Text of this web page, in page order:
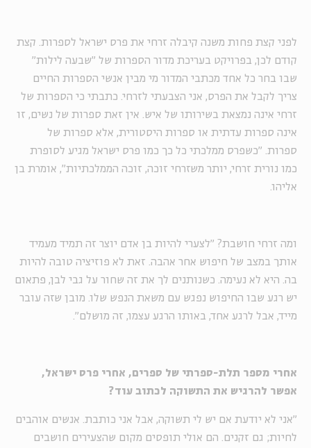
לפני קצת פחות משנה קיבלה זרחי את פרס ישראל לספרות. קצת
קודם לכן, בפרויקט בעריכת מדור הספרות של "שבעה לילות"
שבו בחר כל אחד מכתבי המדור מי מבין אנשי הספרות החיים
צריך לקבל את הפרס, אני הצבעתי לזרחי. כתבתי כי הספרות של
זרחי אינה נמצאת בשירותו של איש. אין זאת ספרות של נשים, זו
אינה ספרות עדתית או ספרות היסטורית, אלא ספרות של
ספרות. "כשפרס ממלכתי כל כך כמו פרס ישראל מגיע לסופרת
כמו נורית זרחי, יותר משזרחי זוכה, זוכה הממלכתיות", אומרת בן
אליהו.
ומה זרחי חושבת? "לצערי להיות בן אדם יוצר זה תמיד מעמיד
אותך במצב של חיפוש אחר אהבה. זאת לא פוזיציה טובה להיות
בה. היא לא נעימה. כשנותנים לך את זה שחור על גבי לבן, פתאום
יש רגע שבו החיפוש נפגש עם משאת הנפש שלו. מובן שזה עובר
מייד, אבל לרגע אחד, באותו הרגע עצמו, זה מושלם".
אחרי מספר תלת-ספרתי של ספרים, אחרי פרס ישראל,
אפשר להרגיש את התשוקה לכתוב עוד?
"אני לא יודעת אם יש לי תשוקה, אבל אני כותבת. אנשים אוהבים
לחיות; גם זקנים. הם אולי תופסים מקום שהצעירים חושבים